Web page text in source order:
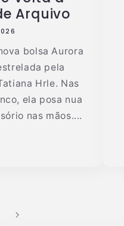
Arquivo
bolsa Aurora
pela
Hrle. Nas
ela posa nua
nas mãos....